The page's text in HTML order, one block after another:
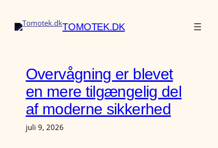
indhold
TOMOTEK.DK
Overvågning er blevet
en mere tilgængelig del
af moderne sikkerhed
juli 9, 2026